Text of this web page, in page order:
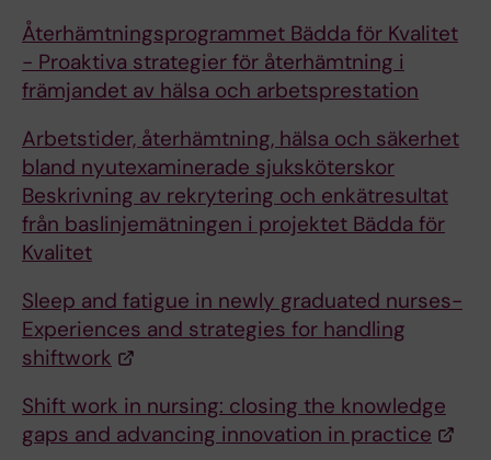
Återhämtningsprogrammet Bädda för Kvalitet
- Proaktiva strategier för återhämtning i
främjandet av hälsa och arbetsprestation
Arbetstider, återhämtning, hälsa och säkerhet
bland nyutexaminerade sjuksköterskor
Beskrivning av rekrytering och enkätresultat
från baslinjemätningen i projektet Bädda för
Kvalitet
Sleep and fatigue in newly graduated nurses-
Experiences and strategies for handling
shiftwork
Shift work in nursing: closing the knowledge
gaps and advancing innovation in practice